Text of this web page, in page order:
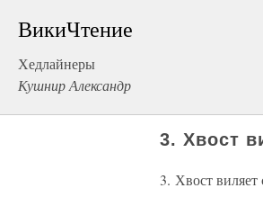
ВикиЧтение
Хедлайнеры
Кушнир Александр
3. Хвост
3. Хвост виляет